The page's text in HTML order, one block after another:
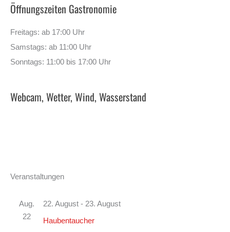
Öffnungszeiten Gastronomie
Freitags: ab 17:00 Uhr
Samstags: ab 11:00 Uhr
Sonntags: 11:00 bis 17:00 Uhr
Webcam, Wetter, Wind, Wasserstand
Veranstaltungen
Aug.
22
22. August - 23. August
Haubentaucher